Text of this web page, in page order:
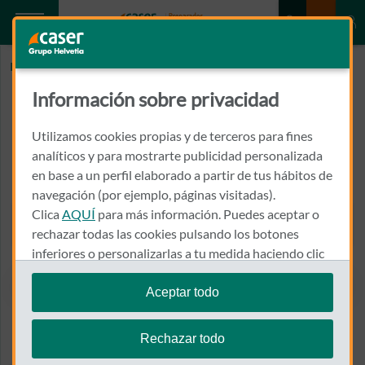
Inicio COLOMBELLI ZEM, SILVANA
COLOMBELLI ZEM, SILVANA
OCTUBRE
46015 - VALENCIA
963 179 910
Llamar a COLOMBELLI
Ver el mapa en Google Maps
Información sobre privacidad
Utilizamos cookies propias y de terceros para fines
analíticos y para mostrarte publicidad personalizada
en base a un perfil elaborado a partir de tus hábitos de
navegación (por ejemplo, páginas visitadas).
Clica AQUÍ para más información. Puedes aceptar o
rechazar todas las cookies pulsando los botones
inferiores o personalizarlas a tu medida haciendo clic
en"configurar cookies".
Te recordamos que puedes modificar tus ajustes de
cookies en cualquier momento en la sección
Aceptar todo
Rechazar todo